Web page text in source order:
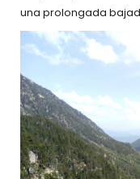
una prolongada